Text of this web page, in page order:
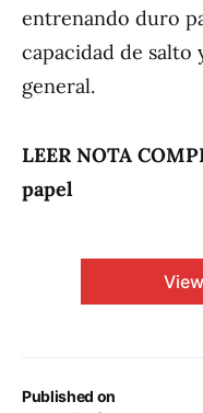
Published on
entrenando duro
capacidad de
general.
LEER NOTA
papel